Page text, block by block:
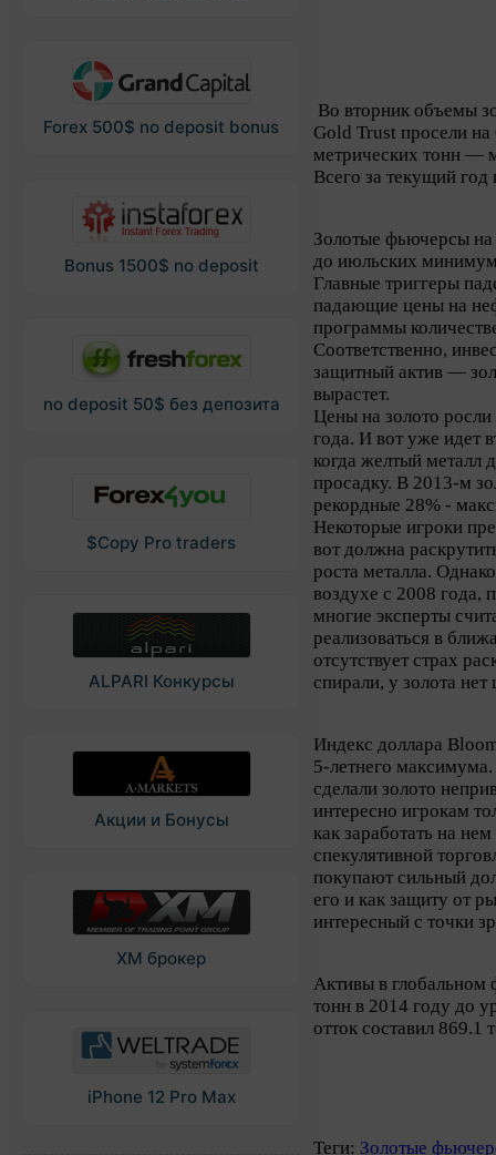
Forex 500$ no deposit bonus
Bonus 1500$ no deposit
no deposit 50$ без депозита
$Copy Pro traders
ALPARI Конкурсы
Акции и Бонусы
XM брокер
iPhone 12 Pro Max
Во вторник объемы
Gold Trust просели
метрических тонн —
Всего за текущий год
Золотые фьючерсы
до июльских
Главные триггеры
падающие цены на
программы
Соответственно,
защитный актив —
вырастет.
Цены на золото
года. И вот уже идет
когда желтый металл
просадку. В 2013-м
рекордные 28% -
Некоторые игроки
вот должна
роста металла.
воздухе с 2008 года,
многие эксперты
реализоваться в
отсутствует страх
спирали, у золота
Индекс доллара
5-летнего
сделали золото
интересно игрокам
как заработать на
спекулятивной
покупают сильный
его и как защиту от
интересный с точки
Активы в глобальном
тонн в 2014 году до
отток составил
Теги: Золотые